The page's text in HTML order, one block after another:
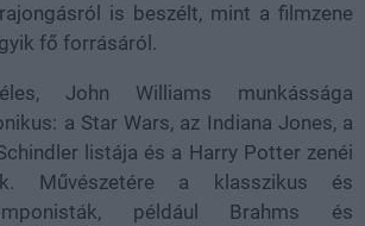
is beszélt, mint a filmzene
fő forrásáról.
John Williams munkássága
a Star Wars, az Indiana Jones, a
listája és a Harry Potter zenéi
Művészetére a klasszikus és
például Brahms és